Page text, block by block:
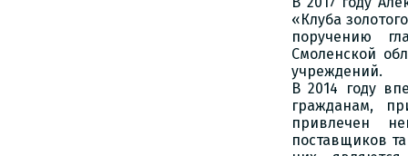
«Клуба
поручению
Смоленской
учреждений.
В 2014 году
гражданам,
привлечен
поставщиков